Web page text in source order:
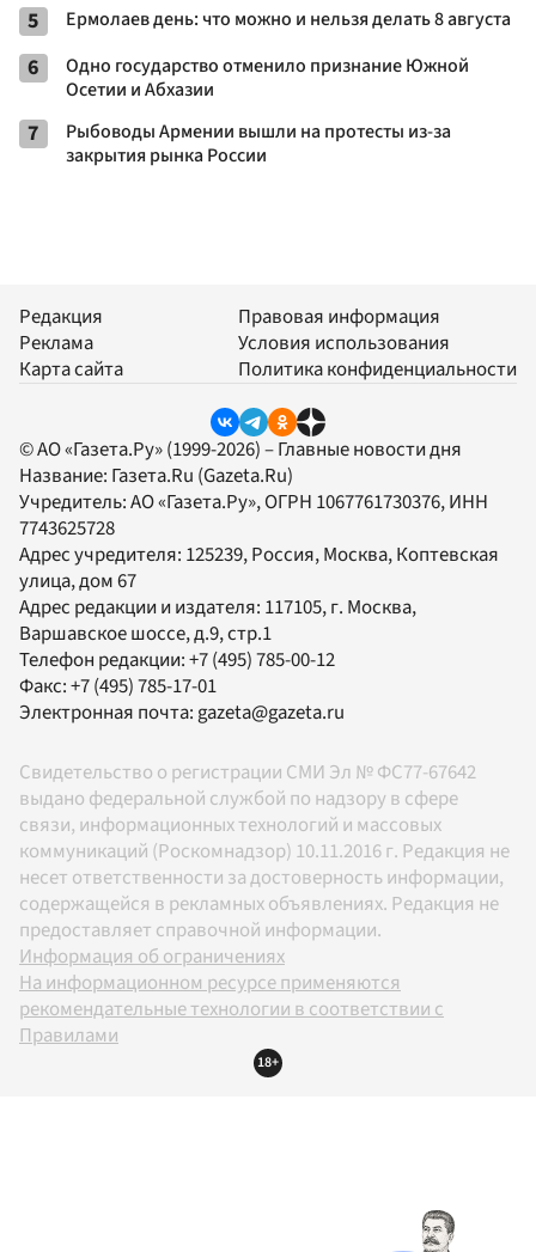
5 Ермолаев день: что можно и нельзя делать 8 августа
6
Одно государство отменило признание Южной
Осетии и Абхазии
7
Рыбоводы Армении вышли на протесты из-за
закрытия рынка России
Редакция
Реклама
Карта сайта
Правовая информация
Условия использования
Политика конфиденциальности
© АО «Газета.Ру» (1999-2026) – Главные новости дня
Название: Газета.Ru (Gazeta.Ru)
Учредитель:АО «Газета.Ру», ОГРН 1067761730376, ИНН
7743625728
Адрес учредителя: 125239, Россия, Москва, Коптевская
улица, дом 67
Адрес редакции и издателя: 117105, г. Москва,
Варшавское шоссе, д.9, стр.1
Телефон редакции:+7 (495) 785-00-12
Факс:+7 (495) 785-17-01
Электронная почта: gazeta@gazeta.ru
Свидетельство о регистрации СМИ Эл № ФС77-67642
выдано федеральной службой по надзору в сфере
связи, информационных технологий и массовых
коммуникаций (Роскомнадзор) 10.11.2016 г. Редакция не
несет ответственности за достоверность информации,
содержащейся в рекламных объявлениях. Редакция не
предоставляет справочной информации.
Информация об ограничениях
На информационном ресурсе применяются
рекомендательные технологии в соответствии с
Правилами
18+